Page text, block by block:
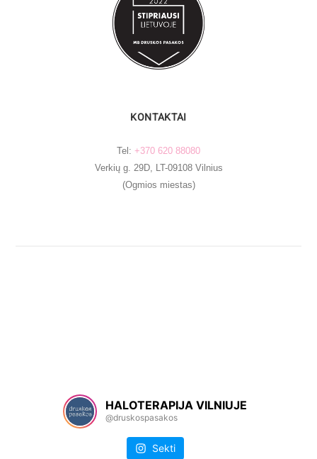
KONTAKTAI
Tel: +370 620 88080
Verkių g. 29D, LT-09108 Vilnius
(Ogmios miestas)